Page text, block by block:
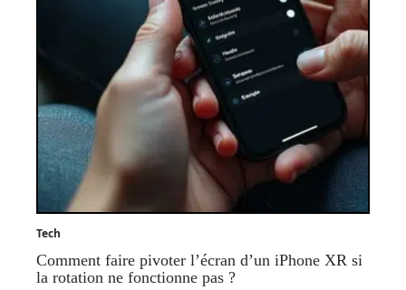
Tech
Comment faire pivoter l’écran d’un iPhone XR si
la rotation ne fonctionne pas ?